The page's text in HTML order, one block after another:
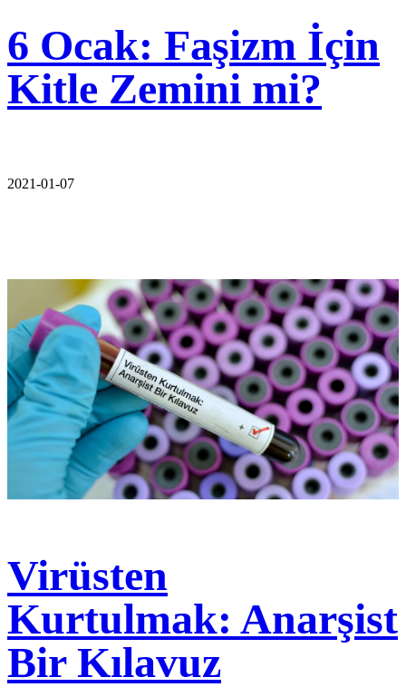
6 Ocak: Faşizm İçin
Kitle Zemini mi?
2021-01-07
Virüsten
Kurtulmak: Anarşist
Bir Kılavuz